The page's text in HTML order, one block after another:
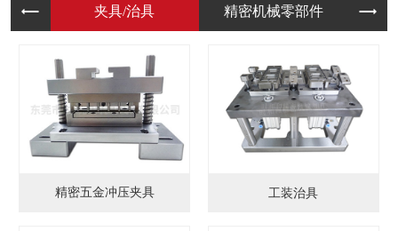
夹具/治 精密机械
精密五金冲压夹具 工装治具